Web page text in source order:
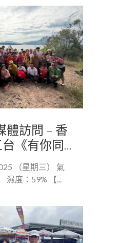
體訪問 – 香
《有你同...
（星期三） 氣
度：59% 【...